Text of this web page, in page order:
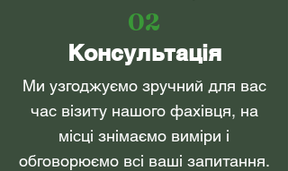
02
Консультація
Ми узгоджуємо зручний для вас
час візиту нашого фахівця, на
місці знімаємо виміри і
обговорюємо всі ваші запитання.